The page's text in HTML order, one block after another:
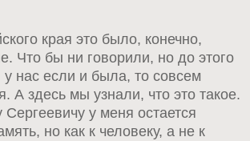
края это было, конечно,
Что бы ни говорили, но до этого
у нас если и была, то совсем
А здесь мы узнали, что это такое.
у меня остается
но как к человеку, а не к